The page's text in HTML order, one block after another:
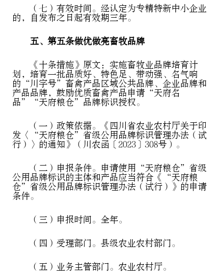
（七）有效时间。经认定为专精特新中小企业
的，自发布之日起有效期三年。
五、第五条做优做亮畜牧品牌
《十条措施》原文：实施畜牧业品牌培育计
划，培育一批品质好、特色足、带动强、名气响
的“川字号”畜禽产品区域公共品牌、企业品牌和
产品品牌，鼓励优质畜禽产品申请“天府名
品”“天府粮仓”品牌标识授权。
（一）政策依据。《四川省农业农村厅关于印
发〈“天府粮仓”省级公用品牌标识管理办法（试
行）〉的通知》（川农函〔2023〕308号）。
（二）申报条件。申请使用“天府粮仓”省级
公用品牌标识的主体和产品应当符合《“天府粮
仓”省级公用品牌标识管理办法（试行）》的申请
条件。
（三）申报时间。全年。
（四）受理部门。县级农业农村部门。
（五）业务主管部门。农业农村厅。